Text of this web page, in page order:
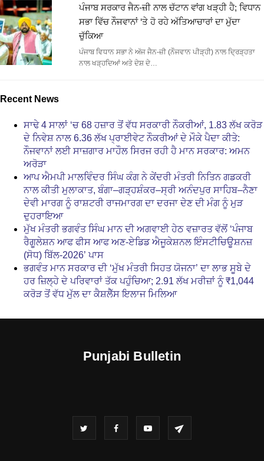
ਪੰਜਾਬ ਸਰਕਾਰ ਜੈਨ-ਜ਼ੀ ਨਾਲ ਚੱਟਾਨ ਵਾਂਗ ਖੜ੍ਹੀ ਹੈ; ਵਿਧਾਨ
ਸਭਾ ਵਿੱਚ ਨੌਜਵਾਨਾਂ ‘ਤੇ ਹੋ ਰਹੇ ਅੱਤਿਆਚਾਰਾਂ ਦਾ ਮੁੱਦਾ
ਚੁੱਕਿਆ
ਪੰਜਾਬ ਵਿਧਾਨ ਸਭਾ ਨੇ ਅੱਜ ਜੈਨ-ਜ਼ੀ (ਨੌਜਵਾਨ ਪੀੜ੍ਹੀ) ਨਾਲ ਦ੍ਰਿੜ੍ਹਤਾ
ਨਾਲ ਖੜ੍ਹਦਿਆਂ ਅਤੇ ਦੇਸ਼ ਦੇ…
Recent News
ਸਾਢੇ 4 ਸਾਲਾਂ ‘ਚ 68 ਹਜ਼ਾਰ ਤੋਂ ਵੱਧ ਸਰਕਾਰੀ ਨੌਕਰੀਆਂ, 1.83 ਲੱਖ ਕਰੋੜ
ਦੇ ਨਿਵੇਸ਼ ਨਾਲ 6.36 ਲੱਖ ਪ੍ਰਾਈਵੇਟ ਨੌਕਰੀਆਂ ਦੇ ਮੌਕੇ ਪੈਦਾ ਕੀਤੇ:
ਨੌਜਵਾਨਾਂ ਲਈ ਸਾਜ਼ਗਾਰ ਮਾਹੌਲ ਸਿਰਜ ਰਹੀ ਹੈ ਮਾਨ ਸਰਕਾਰ: ਅਮਨ
ਅਰੋੜਾ
ਆਪ ਐਮਪੀ ਮਾਲਵਿੰਦਰ ਸਿੰਘ ਕੰਗ ਨੇ ਕੇਂਦਰੀ ਮੰਤਰੀ ਨਿਤਿਨ ਗਡਕਰੀ
ਨਾਲ ਕੀਤੀ ਮੁਲਾਕਾਤ, ਬੰਗਾ–ਗੜ੍ਹਸ਼ੰਕਰ–ਸ੍ਰੀ ਅਨੰਦਪੁਰ ਸਾਹਿਬ–ਨੈਣਾ
ਦੇਵੀ ਮਾਰਗ ਨੂੰ ਰਾਸ਼ਟਰੀ ਰਾਜਮਾਰਗ ਦਾ ਦਰਜਾ ਦੇਣ ਦੀ ਮੰਗ ਨੂੰ ਮੁੜ
ਦੁਹਰਾਇਆ
ਮੁੱਖ ਮੰਤਰੀ ਭਗਵੰਤ ਸਿੰਘ ਮਾਨ ਦੀ ਅਗਵਾਈ ਹੇਠ ਵਜ਼ਾਰਤ ਵੱਲੋਂ ‘ਪੰਜਾਬ
ਰੈਗੂਲੇਸ਼ਨ ਆਫ ਫੀਸ ਆਫ ਅਣ-ਏਡਿਡ ਐਜੂਕੇਸ਼ਨਲ ਇੰਸਟੀਚਿਊਸ਼ਨਜ਼
(ਸੋਧ) ਬਿੱਲ-2026’ ਪਾਸ
ਭਗਵੰਤ ਮਾਨ ਸਰਕਾਰ ਦੀ ‘ਮੁੱਖ ਮੰਤਰੀ ਸਿਹਤ ਯੋਜਨਾ’ ਦਾ ਲਾਭ ਸੂਬੇ ਦੇ
ਹਰ ਜ਼ਿਲ੍ਹੇ ਦੇ ਪਰਿਵਾਰਾਂ ਤੱਕ ਪਹੁੰਚਿਆ; 2.91 ਲੱਖ ਮਰੀਜ਼ਾਂ ਨੂੰ ₹1,044
ਕਰੋੜ ਤੋਂ ਵੱਧ ਮੁੱਲ ਦਾ ਕੈਸ਼ਲੈੱਸ ਇਲਾਜ ਮਿਲਿਆ
Punjabi Bulletin